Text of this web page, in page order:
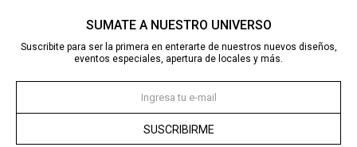
SUMATE A NUESTRO UNIVERSO
Suscribite para ser la primera en enterarte de nuestros nuevos diseños,
eventos especiales, apertura de locales y más.
SUSCRIBIRME